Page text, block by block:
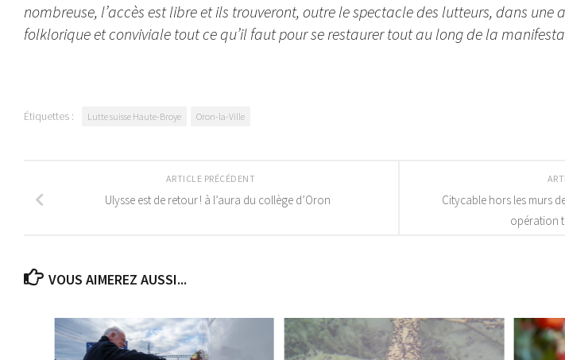
nombreuse, l’accès est libre et ils trouveront, outre le spectacle des lutteurs, dans une
folklorique et conviviale tout ce qu’il faut pour se restaurer tout au long de la
Étiquettes : Lutte suisse Haute-Broye Oron-la-Ville
Citycable hors les murs
opération
ARTICLE PRÉCÉDENT
Ulysse est de retour ! à l’aura du collège d’Oron
VOUS AIMEREZ AUSSI...